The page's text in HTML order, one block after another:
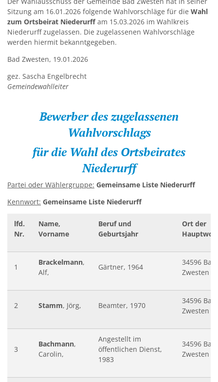
Kirchen
Kleiderkammer "Aus 2ter Hand"
Vereine
Vorteile für Ehrenamts-Card Inhaber
Wichtige Rufnummern
Sitzung am 16.01.2026 folgende Wahlvorschläge für die Wahl
zum Ortsbeirat Niederurffam 15.03.2026 im Wahlkreis
Niederurff zugelassen. Die zugelassenen Wahlvorschläge
werden hiermit bekanntgegeben.
Bad Zwesten, 19.01.2026
gez. Sascha Engelbrecht
Gemeindewahlleiter
Bewerber des zugelassenen
Wahlvorschlags
für die Wahl des Ortsbeirates
Niederurff
Partei oder Wählergruppe: Gemeinsame Liste Niederurff
Kennwort: Gemeinsame Liste Niederurff
lfd.
Nr.
Name,
Vorname
Beruf und
Geburtsjahr
Ort der
1
Brackelmann,
Alf,
Gärtner, 1964
34596 Bad
Zwesten
2 Stamm, Jörg, Beamter, 1970
34596 Bad
Zwesten
3
Bachmann,
Carolin,
Angestellt im
öffentlichen Dienst,
1983
34596 Bad
Zwesten